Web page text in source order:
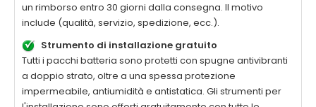
un rimborso entro 30 giorni dalla consegna. Il motivo
include (qualità, servizio, spedizione, ecc.).
Strumento di installazione gratuito
Tutti i pacchi batteria sono protetti con spugne antivibranti
a doppio strato, oltre a una spessa protezione
impermeabile, antiumidità e antistatica. Gli strumenti per